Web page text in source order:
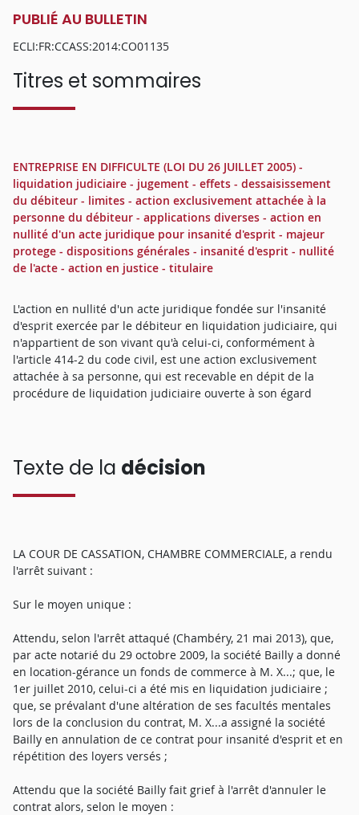
PUBLIÉ AU BULLETIN
ECLI:FR:CCASS:2014:CO01135
Titres et sommaires
ENTREPRISE EN DIFFICULTE (LOI DU 26 JUILLET 2005) -
liquidation judiciaire - jugement - effets - dessaisissement
du débiteur - limites - action exclusivement attachée à la
personne du débiteur - applications diverses - action en
nullité d'un acte juridique pour insanité d'esprit - majeur
protege - dispositions générales - insanité d'esprit - nullité
de l'acte - action en justice - titulaire
L'action en nullité d'un acte juridique fondée sur l'insanité
d'esprit exercée par le débiteur en liquidation judiciaire, qui
n'appartient de son vivant qu'à celui-ci, conformément à
l'article 414-2 du code civil, est une action exclusivement
attachée à sa personne, qui est recevable en dépit de la
procédure de liquidation judiciaire ouverte à son égard
Texte de la décision
LA COUR DE CASSATION, CHAMBRE COMMERCIALE, a rendu
l'arrêt suivant :
Sur le moyen unique :
Attendu, selon l'arrêt attaqué (Chambéry, 21 mai 2013), que,
par acte notarié du 29 octobre 2009, la société Bailly a donné
en location-gérance un fonds de commerce à M. X...; que, le
1er juillet 2010, celui-ci a été mis en liquidation judiciaire ;
que, se prévalant d'une altération de ses facultés mentales
lors de la conclusion du contrat, M. X...a assigné la société
Bailly en annulation de ce contrat pour insanité d'esprit et en
répétition des loyers versés ;
Attendu que la société Bailly fait grief à l'arrêt d'annuler le
contrat alors, selon le moyen :